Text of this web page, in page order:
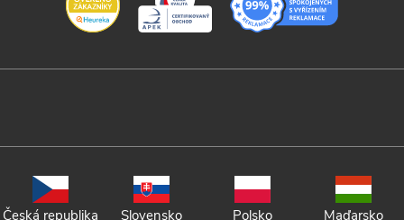
Česká republika Slovensko Polsko Maďarsko